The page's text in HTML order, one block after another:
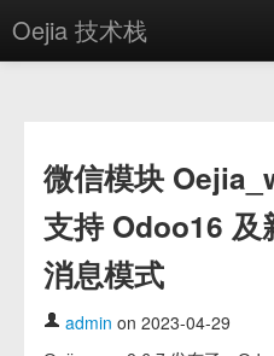
Oejia 技术栈
方案
OE学院
分享
关于
微信模块
支持 Odoo16
消息模式
admin on 2023-04-29